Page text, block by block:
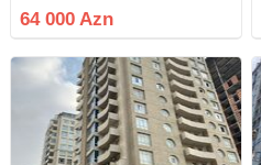
evə qeydiyyata düşmək
mümkündür kamunal ada
64 000 Azn